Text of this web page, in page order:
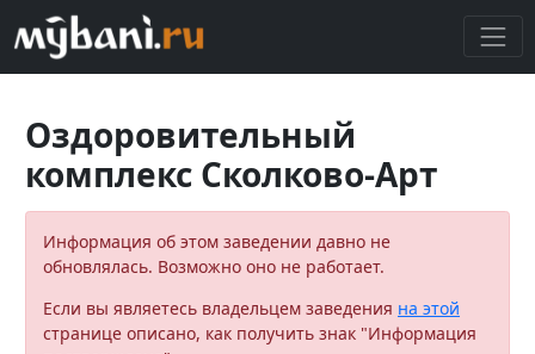
Оздоровительный
комплекс Сколково-Арт
Информация об этом заведении давно не
обновлялась. Возможно оно не работает.
Если вы являетесь владельцем заведения на этой
странице описано, как получить знак "Информация